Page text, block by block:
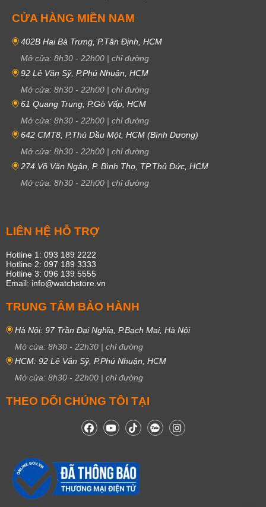
CỬA HÀNG MIỀN NAM
402B Hai Bà Trưng, P.Tân Định, HCM
Mở cửa: 8h30 - 22h00 | chỉ đường
92 Lê Văn Sỹ, P.Phú Nhuận, HCM
Mở cửa: 8h30 - 22h00 | chỉ đường
61 Quang Trung, P.Gò Vấp, HCM
Mở cửa: 8h30 - 22h00 | chỉ đường
642 CMT8, P.Thủ Dầu Một, HCM (Bình Dương)
Mở cửa: 8h30 - 22h00 | chỉ đường
274 Võ Văn Ngân, P. Bình Thọ, TP.Thủ Đức, HCM
Mở cửa: 8h30 - 22h00 | chỉ đường
LIÊN HỆ HỖ TRỢ
Hotline 1: 093 189 2222
Hotline 2: 097 189 3333
Hotline 3: 096 139 5555
Email: info@watchstore.vn
TRUNG TÂM BẢO HÀNH
Hà Nội: 97 Trần Đại Nghĩa, P.Bạch Mai, Hà Nội
Mở cửa: 8h30 - 22h30 | chỉ đường
HCM: 92 Lê Văn Sỹ, P.Phú Nhuận, HCM
Mở cửa: 8h30 - 22h00 | chỉ đường
THEO DÕI CHÚNG TÔI TẠI